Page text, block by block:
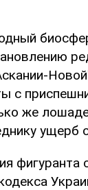
с
же
ущерб
фигуранта